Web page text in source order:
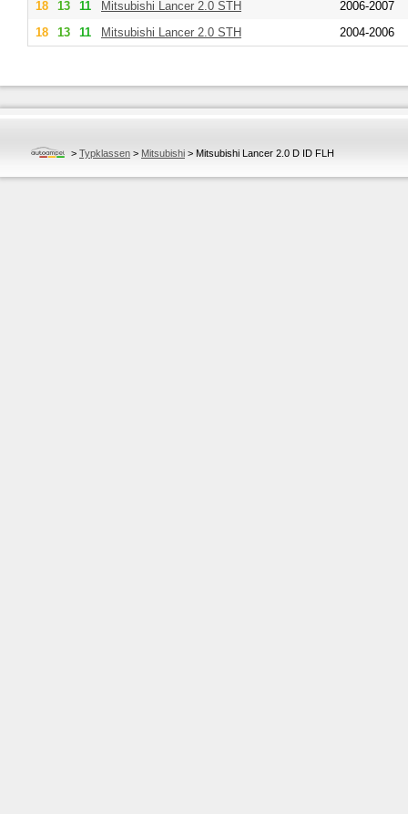
18 13 11 Mitsubishi Lancer 2.0 STH
2006-2007
18
13 11 Mitsubishi Lancer 2.0 STH 2004-2006
> Typklassen > Mitsubishi > Mitsubishi Lancer 2.0 D ID FLH